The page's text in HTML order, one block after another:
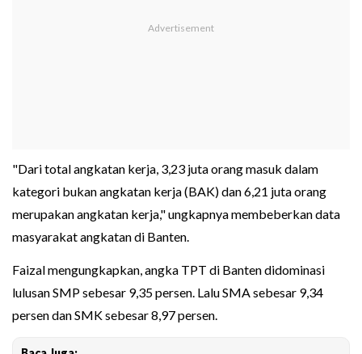
"Dari total angkatan kerja, 3,23 juta orang masuk dalam
kategori bukan angkatan kerja (BAK) dan 6,21 juta orang
merupakan angkatan kerja," ungkapnya membeberkan data
masyarakat angkatan di Banten.
Faizal mengungkapkan, angka TPT di Banten didominasi
lulusan SMP sebesar 9,35 persen. Lalu SMA sebesar 9,34
persen dan SMK sebesar 8,97 persen.